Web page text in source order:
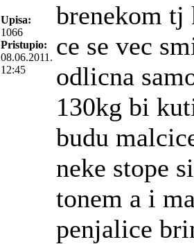
Upisa:
1066
Pristupio:
08.06.2011.
12:45
brenekom tj
ce se vec
odlicna
130kg bi
budu
neke stope
tonem a i
penjalice